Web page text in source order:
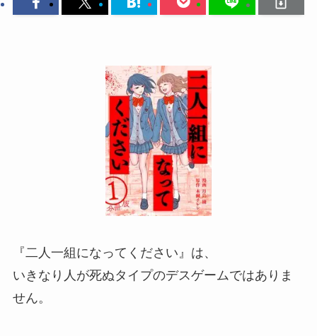
『二人一組になってください』は、
いきなり人が死ぬタイプのデスゲームではありま
せん。